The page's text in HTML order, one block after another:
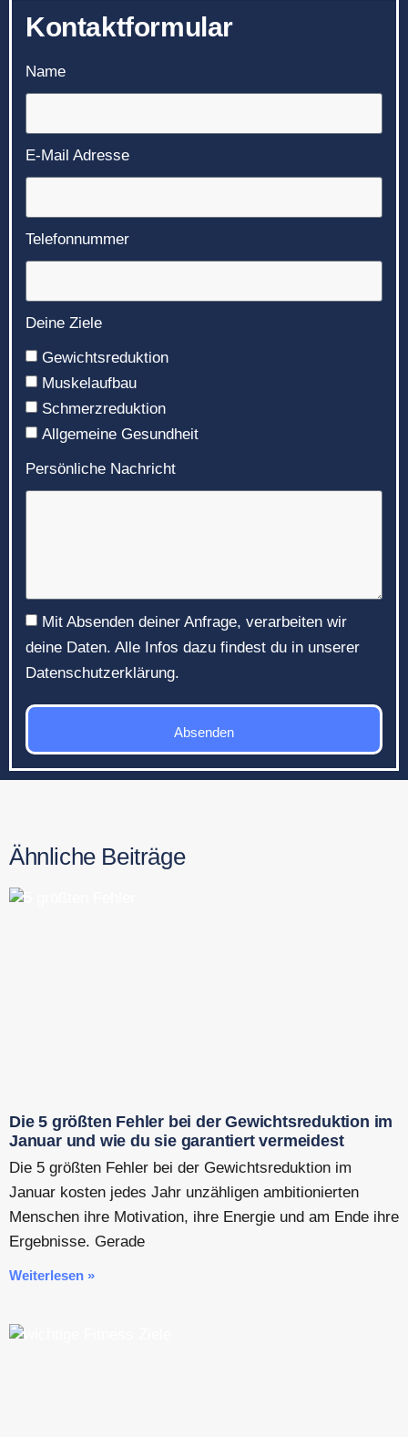
Kontaktformular
Name
E-Mail Adresse
Telefonnummer
Deine Ziele
Gewichtsreduktion
Muskelaufbau
Schmerzreduktion
Allgemeine Gesundheit
Persönliche Nachricht
Mit Absenden deiner Anfrage, verarbeiten wir
deine Daten. Alle Infos dazu findest du in unserer
Datenschutzerklärung.
Absenden
Ähnliche Beiträge
Die 5 größten Fehler bei der Gewichtsreduktion im
Januar und wie du sie garantiert vermeidest
Die 5 größten Fehler bei der Gewichtsreduktion im
Januar kosten jedes Jahr unzähligen ambitionierten
Menschen ihre Motivation, ihre Energie und am Ende ihre
Ergebnisse. Gerade
Weiterlesen »